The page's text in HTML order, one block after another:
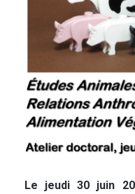
Le jeudi 30 juin